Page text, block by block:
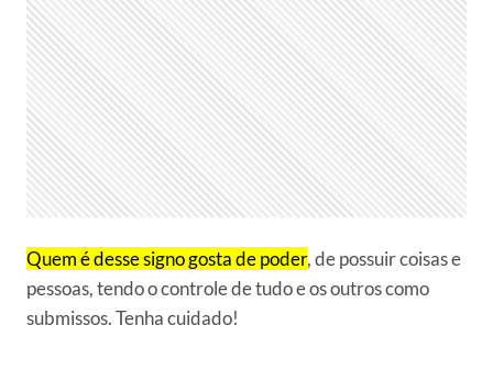
Quem é desse signo gosta de poder, de possuir coisas e
pessoas, tendo o controle de tudo e os outros como
submissos. Tenha cuidado!